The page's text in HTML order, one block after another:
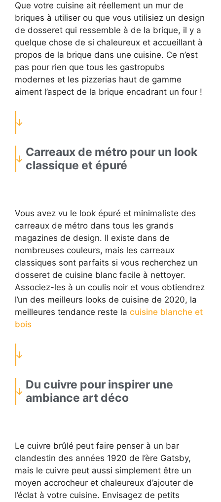
Que votre cuisine ait réellement un mur de
briques à utiliser ou que vous utilisiez un design
de dosseret qui ressemble à de la brique, il y a
quelque chose de si chaleureux et accueillant à
propos de la brique dans une cuisine. Ce n’est
pas pour rien que tous les gastropubs
modernes et les pizzerias haut de gamme
aiment l’aspect de la brique encadrant un four !
Carreaux de métro pour un look
classique et épuré
Vous avez vu le look épuré et minimaliste des
carreaux de métro dans tous les grands
magazines de design. Il existe dans de
nombreuses couleurs, mais les carreaux
classiques sont parfaits si vous recherchez un
dosseret de cuisine blanc facile à nettoyer.
Associez-les à un coulis noir et vous obtiendrez
l’un des meilleurs looks de cuisine de 2020, la
meilleures tendance reste la cuisine blanche et
bois
Du cuivre pour inspirer une
ambiance art déco
Le cuivre brûlé peut faire penser à un bar
clandestin des années 1920 de l’ère Gatsby,
mais le cuivre peut aussi simplement être un
moyen accrocheur et chaleureux d’ajouter de
l’éclat à votre cuisine. Envisagez de petits